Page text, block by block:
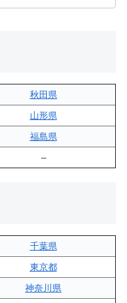
秋田県
山形県
福島県
–
千葉県
東京都
神奈川県